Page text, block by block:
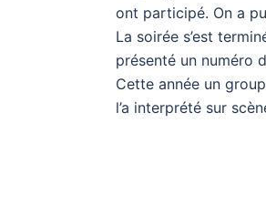
ont participé. On a
La soirée s’est
présenté un numéro
Cette année un
l’a interprété sur